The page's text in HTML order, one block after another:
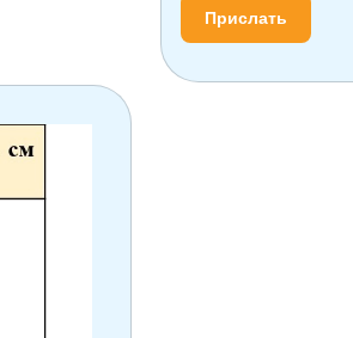
Прислать